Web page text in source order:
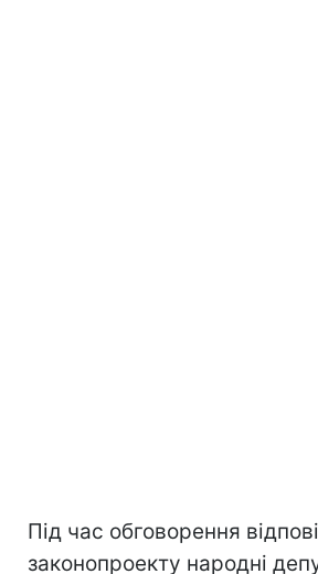
Під час обговорення
законопроекту народні